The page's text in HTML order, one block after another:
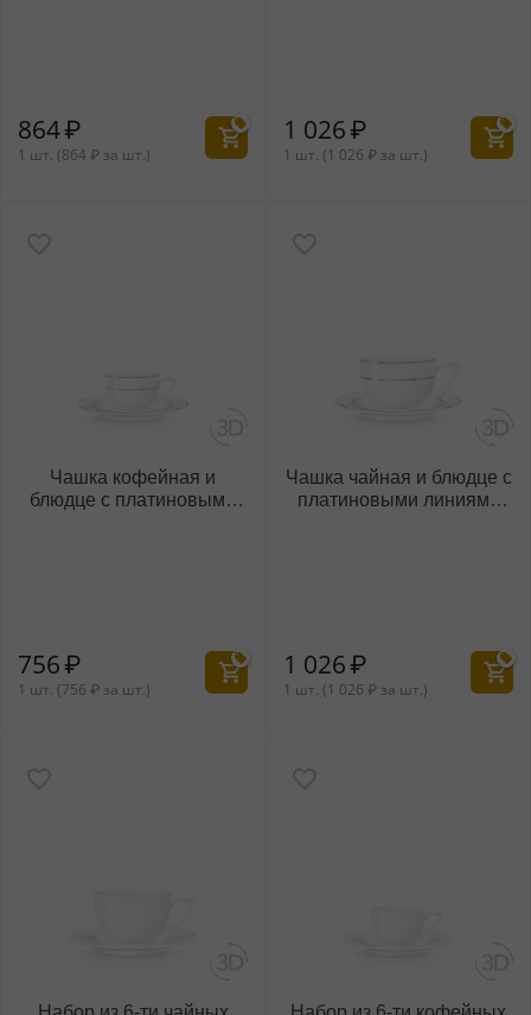
864₽
1 шт. (864 ₽ за шт.)
1 026₽
1 шт. (1 026 ₽ за шт.)
Чашка кофейная и
блюдце с платиновыми
756₽
1 шт. (756 ₽ за шт.)
Чашка чайная и блюдце с
платиновыми линиями
1 026₽
1 шт. (1 026 ₽ за шт.)